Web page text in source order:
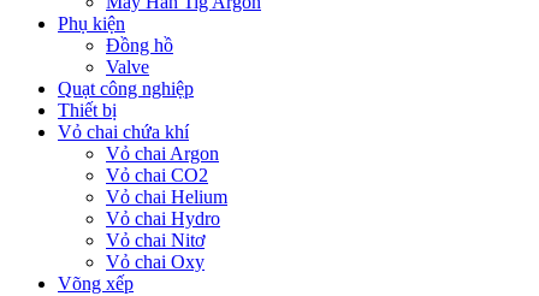
Phụ kiện
Đồng hồ
Valve
Quạt công nghiệp
Thiết bị
Vỏ chai chứa khí
Vỏ chai Argon
Vỏ chai CO2
Vỏ chai Helium
Vỏ chai Hydro
Vỏ chai Nitơ
Vỏ chai Oxy
Võng xếp